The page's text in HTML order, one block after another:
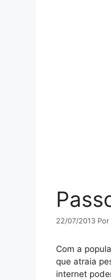
22/07/2013 Por
Com a
que atraia
internet